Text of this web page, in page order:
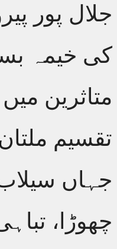
جلال پور
کی خیمہ
متاثرین
تقسیم
جہاں
چھوڑا،